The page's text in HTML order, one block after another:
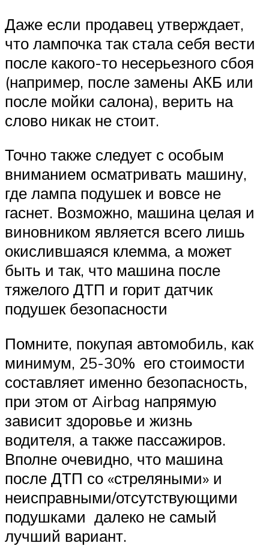
Даже если продавец утверждает,
что лампочка так стала себя вести
после какого-то несерьезного сбоя
(например, после замены АКБ или
после мойки салона), верить на
слово никак не стоит.
Точно также следует с особым
вниманием осматривать машину,
где лампа подушек и вовсе не
гаснет. Возможно, машина целая и
виновником является всего лишь
окислившаяся клемма, а может
быть и так, что машина после
тяжелого ДТП и горит датчик
подушек безопасности
Помните, покупая автомобиль, как
минимум, 25-30% его стоимости
составляет именно безопасность,
при этом от Airbag напрямую
зависит здоровье и жизнь
водителя, а также пассажиров.
Вполне очевидно, что машина
после ДТП со «стреляными» и
неисправными/отсутствующими
подушками далеко не самый
лучший вариант.